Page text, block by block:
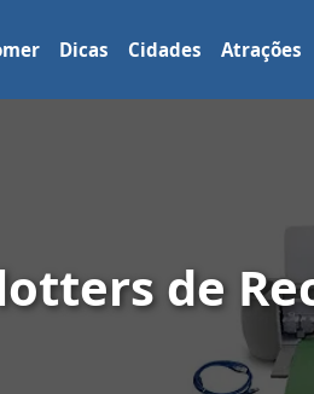
Dicas Cidades Atrações
de